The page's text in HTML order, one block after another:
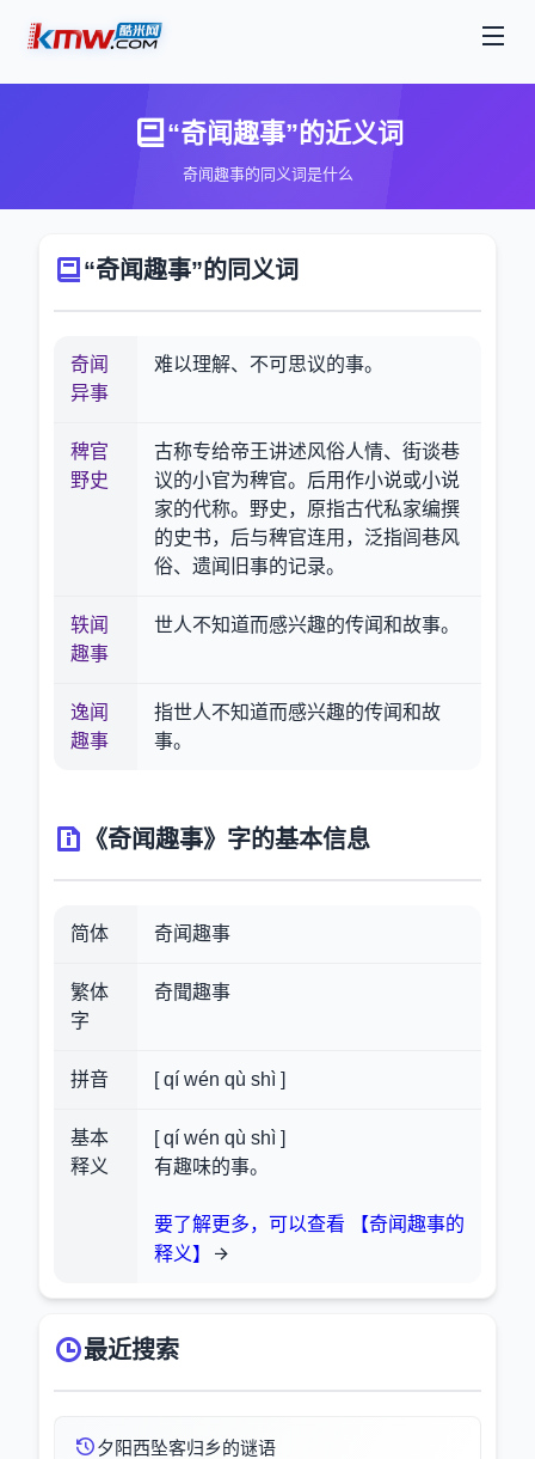
“奇闻趣事”的近义词
奇闻趣事的同义词是什么
“奇闻趣事”的同义词
奇闻
异事
难以理解、不可思议的事。
稗官
野史
古称专给帝王讲述风俗人情、街谈巷
议的小官为稗官。后用作小说或小说
家的代称。野史，原指古代私家编撰
的史书，后与稗官连用，泛指闾巷风
俗、遗闻旧事的记录。
轶闻
趣事
世人不知道而感兴趣的传闻和故事。
逸闻
趣事
指世人不知道而感兴趣的传闻和故
事。
《奇闻趣事》字的基本信息
简体 奇闻趣事
繁体
字
奇聞趣事
拼音 [ qí wén qù shì ]
基本
释义
[ qí wén qù shì ]
有趣味的事。
要了解更多，可以查看 【奇闻趣事的
释义】
最近搜索
夕阳西坠客归乡的谜语